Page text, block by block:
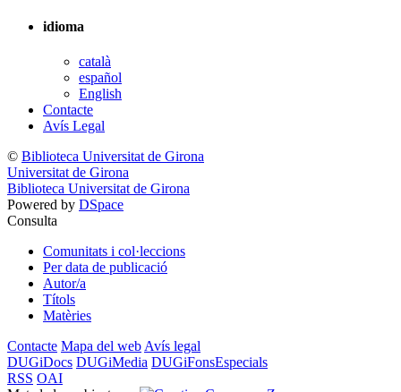
idioma
català
español
English
Contacte
Avís Legal
© Biblioteca Universitat de Girona
Universitat de Girona
Biblioteca Universitat de Girona
Powered by DSpace
Consulta
Comunitats i col·leccions
Per data de publicació
Autor/a
Títols
Matèries
Contacte Mapa del web Avís legal
DUGiDocs DUGiMedia DUGiFonsEspecials
RSS OAI